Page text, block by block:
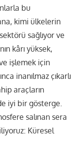
bu
kimi ülkelerin
sağlıyor ve
kârı yüksek,
işlemek için
inanılmaz çıkarlı
araçların
iyi bir gösterge.
salınan sera
Küresel